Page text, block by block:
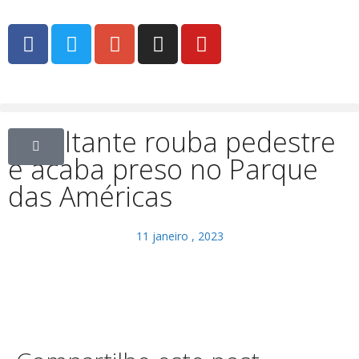
Assaltante rouba pedestre
e acaba preso no Parque
das Américas
11 janeiro , 2023